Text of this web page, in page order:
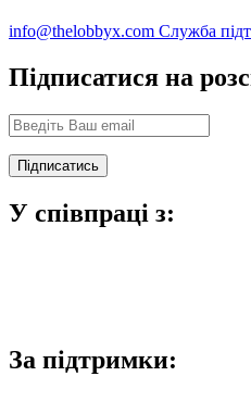
info@thelobbyx.com Служба
Підписатися на
У співпраці з:
За підтримки: